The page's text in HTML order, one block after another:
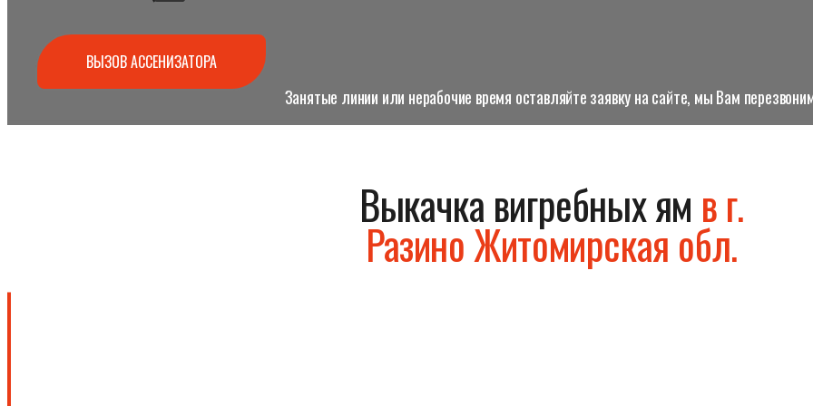
ВЫЗОВ АССЕНИЗАТОРА
Занятые линии или нерабочие время оставляйте заявку на сайте, мы Вам
Выкачка вигребных ям в г.
Разино Житомирская обл.